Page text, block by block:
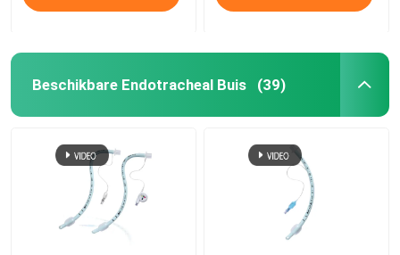
Beschikbare Endotracheal Buis (39)